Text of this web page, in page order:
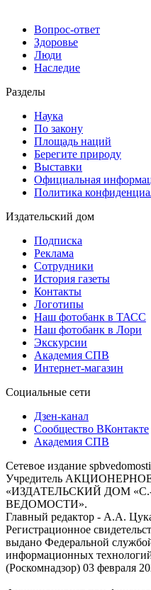
Вопрос-ответ
Здоровье
Люди
Наследие
Разделы
Наука
По закону
Площадь наций
Берегите природу
Выставки
Официальная
Политика
Издательский дом
Подписка
Реклама
Сотрудники
История газеты
Контакты
Логотипы
Наш фотобанк в ТАСС
Наш фотобанк в Лори
Экскурсии
Академия СПВ
Интернет-магазин
Социальные сети
Дзен-канал
Сообщество ВКонтакте
Академия СПВ
Сетевое издание
Учредитель
«ИЗДАТЕЛЬСКИЙ ДОМ
ВЕДОМОСТИ».
Главный редактор - А.А.
Регистрационное
выдано Федеральной
информационных
(Роскомнадзор) 03 февраля